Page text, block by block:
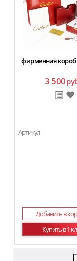
фирменная
3 500
Артикул
Добавить в
Купить в 1